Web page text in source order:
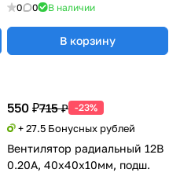
0 0 В наличии
В корзину
550 ₽715 ₽ -23%
+ 27.5 Бонусных рублей
Вентилятор радиальный 12В
0.20А, 40х40х10мм, подш.